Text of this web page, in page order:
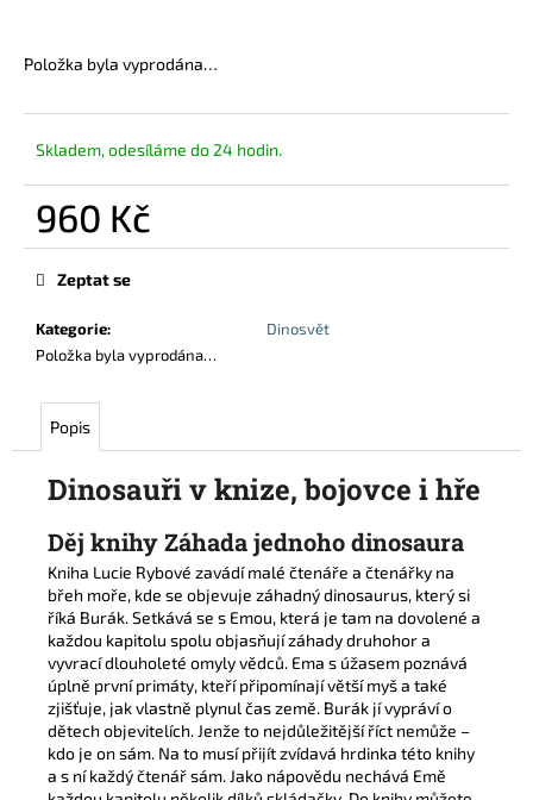
Položka byla vyprodána…
Skladem, odesíláme do 24 hodin.
960 Kč
Měrná
Kategorie:
Dinosvět
Položka byla vyprodána…
Zeptat se
Popis
Dinosauři v knize, bojovce i hře
Děj knihy Záhada jednoho dinosaura
Kniha Lucie Rybové zavádí malé čtenáře a čtenářky na
břeh moře, kde se objevuje záhadný dinosaurus, který si
říká Burák. Setkává se s Emou, která je tam na dovolené a
každou kapitolu spolu objasňují záhady druhohor a
vyvrací dlouholeté omyly vědců. Ema s úžasem poznává
úplně první primáty, kteří připomínají větší myš a také
zjišťuje, jak vlastně plynul čas země. Burák jí vypráví o
dětech objevitelích. Jenže to nejdůležitější říct nemůže –
kdo je on sám. Na to musí přijít zvídavá hrdinka této knihy
a s ní každý čtenář sám. Jako nápovědu nechává Emě